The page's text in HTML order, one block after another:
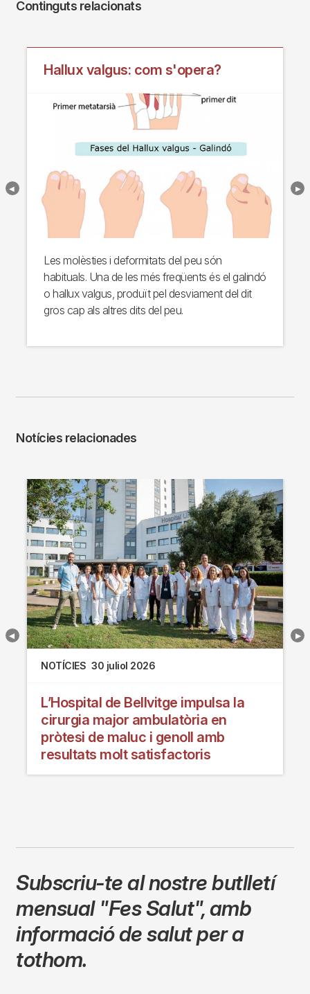
Continguts relacionats
Hallux valgus: com s'opera?
Les molèsties i deformitats del peu són
habituals. Una de les més freqüents és el galindó
o hallux valgus, produït pel desviament del dit
gros cap als altres dits del peu.
Notícies relacionades
NOTÍCIES 30 juliol 2026
L’Hospital de Bellvitge impulsa la
cirurgia major ambulatòria en
pròtesi de maluc i genoll amb
resultats molt satisfactoris
Subscriu-te al nostre butlletí
mensual "Fes Salut",amb
informació de salut per a
tothom.